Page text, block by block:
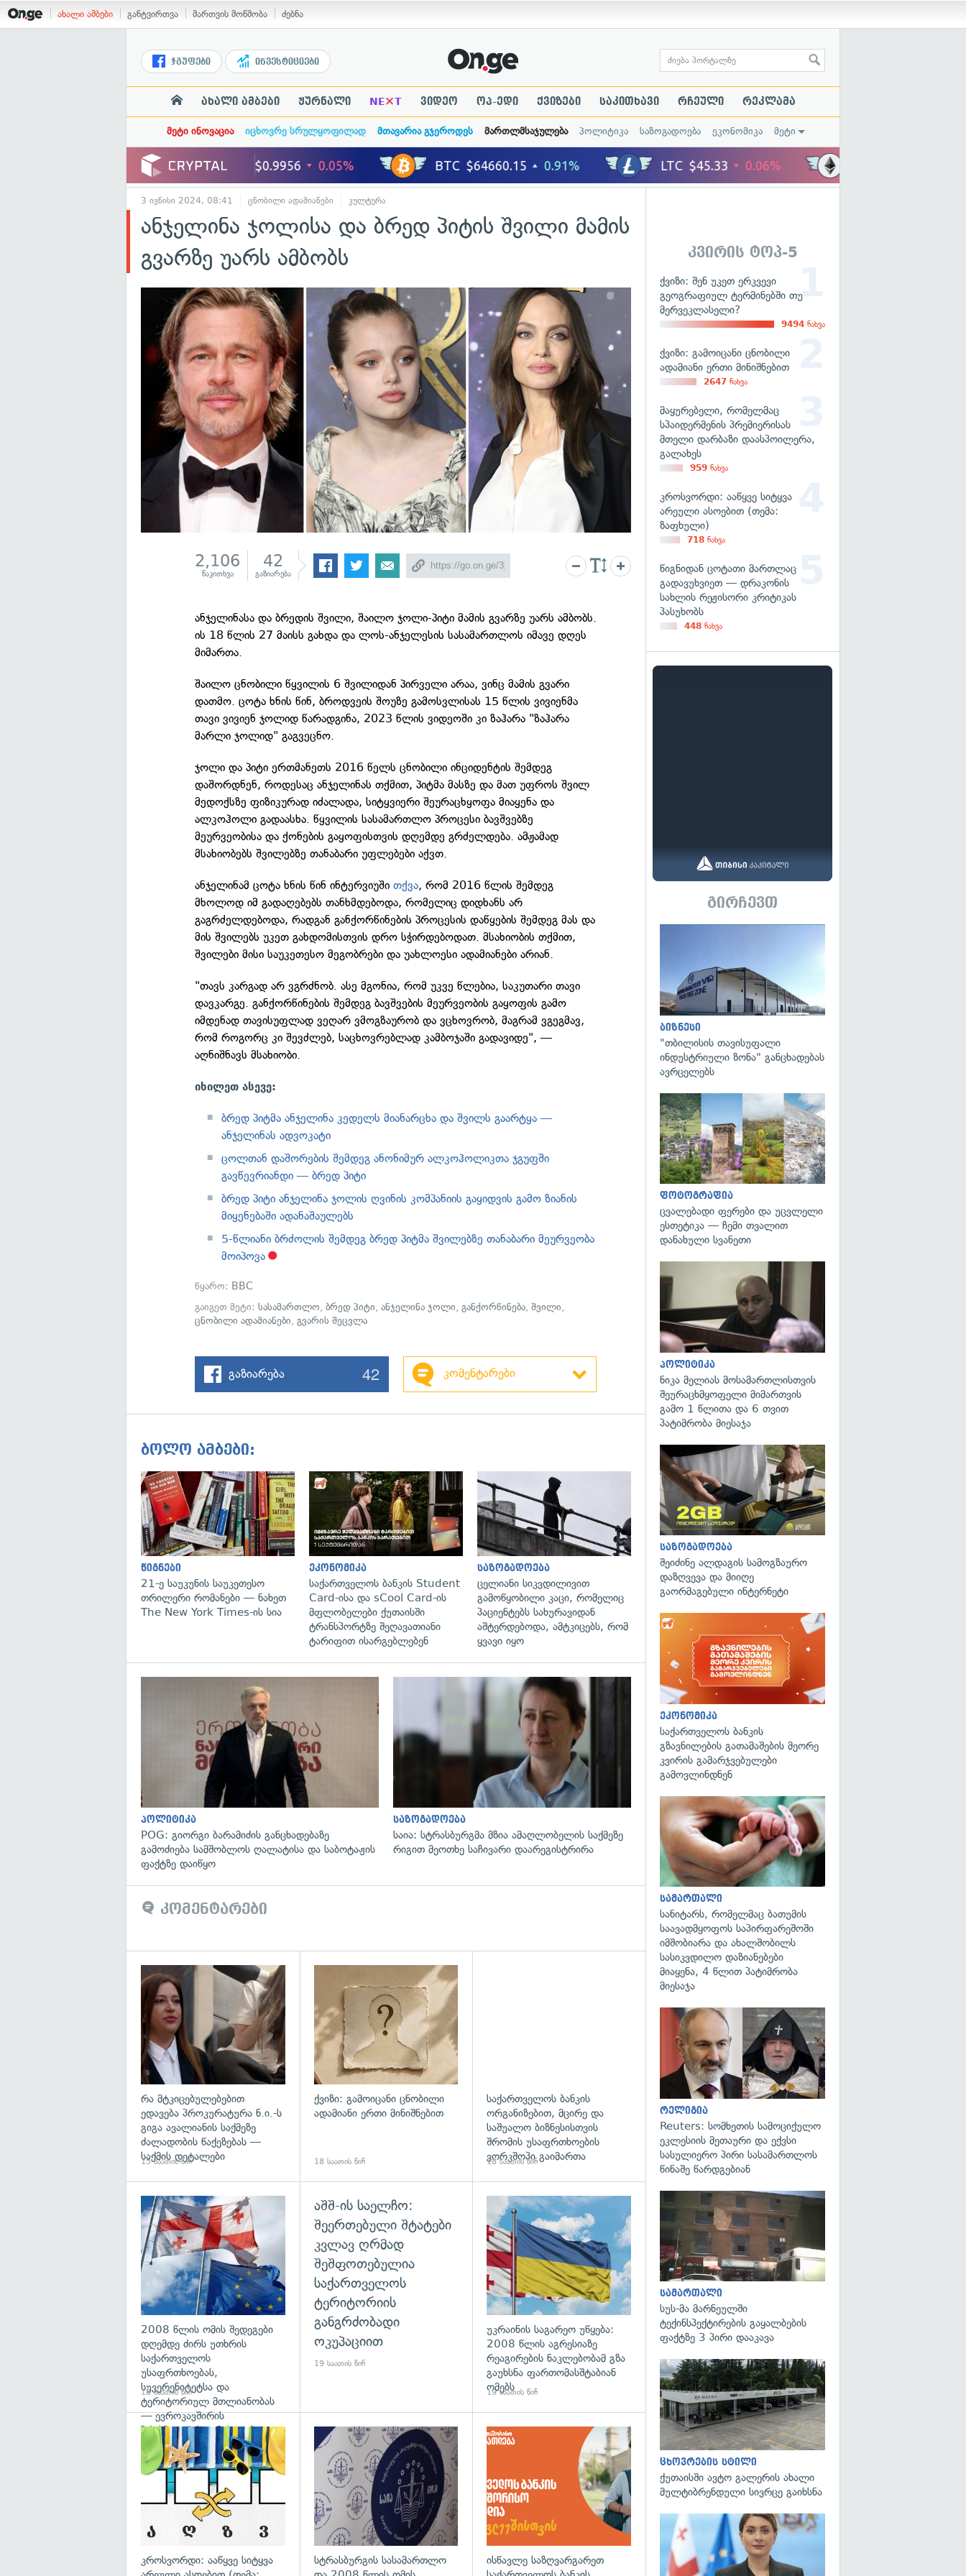
ახალი ამბები განტვირთვა მართვის მოწმობა ძებნა
ჯგუფები ინვესტიციები
ახალი ამბები ჟურნალი NE×T ვიდეო ოპ-ედი ქვიზები საკითხავი რჩეული რეკლამა
მეტი ინოვაცია იცხოვრე სრულყოფილად მთავარია გჯეროდეს მართლმსაჯულება პოლიტიკა საზოგადოება ეკონომიკა მეტი
3 ივნისი 2024, 08:41 ცნობილი ადამიანები კულტურა
ანჯელინა ჯოლისა და ბრედ პიტის შვილი მამის
გვარზე უარს ამბობს
2,106
წაკითხვა
42
გაზიარება
ანჯელინასა და ბრედის შვილი, შაილო ჯოლი-პიტი მამის გვარზე უარს ამბობს.
ის 18 წლის 27 მაისს გახდა და ლოს-ანჯელესის სასამართლოს იმავე დღეს
მიმართა.
შაილო ცნობილი წყვილის 6 შვილიდან პირველი არაა, ვინც მამის გვარი
დათმო. ცოტა ხნის წინ, ბროდვეის შოუზე გამოსვლისას 15 წლის ვივიენმა
თავი ვივიენ ჯოლიდ წარადგინა, 2023 წლის ვიდეოში კი ზაჰარა "ზაჰარა
მარლი ჯოლიდ" გაგვეცნო.
ჯოლი და პიტი ერთმანეთს 2016 წელს ცნობილი ინციდენტის შემდეგ
დაშორდნენ, როდესაც ანჯელინას თქმით, პიტმა მასზე და მათ უფროს შვილ
მედოქსზე ფიზიკურად იძალადა, სიტყვიერი შეურაცხყოფა მიაყენა და
ალკოჰოლი გადაასხა. წყვილის სასამართლო პროცესი ბავშვებზე
მეურვეობისა და ქონების გაყოფისთვის დღემდე გრძელდება. ამჟამად
მსახიობებს შვილებზე თანაბარი უფლებები აქვთ.
ანჯელინამ ცოტა ხნის წინ ინტერვიუშითქვა, რომ 2016 წლის შემდეგ
მხოლოდ იმ გადაღებებს თანხმდებოდა, რომელიც დიდხანს არ
გაგრძელდებოდა, რადგან განქორწინების პროცესის დაწყების შემდეგ მას და
მის შვილებს უკეთ გახდომისთვის დრო სჭირდებოდათ. მსახიობის თქმით,
შვილები მისი საუკეთესო მეგობრები და უახლოესი ადამიანები არიან.
"თავს კარგად არ ვგრძნობ. ასე მგონია, რომ უკვე წლებია, საკუთარი თავი
დავკარგე. განქორწინების შემდეგ ბავშვების მეურვეობის გაყოფის გამო
იმდენად თავისუფლად ვეღარ ვმოგზაურობ და ვცხოვრობ, მაგრამ ვგეგმავ,
რომ როგორც კი შევძლებ, საცხოვრებლად კამბოჯაში გადავიდე", —
აღნიშნავს მსახიობი.
იხილეთ ასევე:
ბრედ პიტმა ანჯელინა კედელს მიანარცხა და შვილს გაარტყა —
ანჯელინას ადვოკატი
ცოლთან დაშორების შემდეგ ანონიმურ ალკოჰოლიკთა ჯგუფში
გავწევრიანდი — ბრედ პიტი
ბრედ პიტი ანჯელინა ჯოლის ღვინის კომპანიის გაყიდვის გამო ზიანის
მიყენებაში ადანაშაულებს
5-წლიანი ბრძოლის შემდეგ ბრედ პიტმა შვილებზე თანაბარი მეურვეობა
მოიპოვა
წყარო: BBC
გაიგეთ მეტი:სასამართლო,ბრედ პიტი,ანჯელინა ჯოლი,განქორწინება,შვილი,
ცნობილი ადამიანები,გვარის შეცვლა
გაზიარება 42 კომენტარები
ბოლო ამბები:
გადახედვა
წიგნები
21-ე საუკუნის საუკეთესო
თრილერი რომანები — ნახეთ
The New York Times-ის სია
ეკონომიკა
საქართველოს ბანკის Student
Card-ისა და sCool Card-ის
მფლობელები ქუთაისში
ტრანსპორტზე შეღავათიანი
ტარიფით ისარგებლებენ
გადახედვა
საზოგადოება
ცელიანი სიკვდილივით
გამოწყობილი კაცი, რომელიც
პაციენტებს სახურავიდან
აშტერდებოდა, ამტკიცებს, რომ
ყვავი იყო
პოლიტიკა
POG: გიორგი ბარამიძის განცხადებაზე
გამოძიება სამშობლოს ღალატისა და საბოტაჟის
ფაქტზე დაიწყო
გადახედვა
საზოგადოება
საია: სტრასბურგმა მზია ამაღლობელის საქმეზე
რიგით მეოთხე საჩივარი დაარეგისტრირა
კომენტარები
რა მტკიცებულებებით
ედავება პროკურატურა ნ.ი.-ს
გიგა ავალიანის საქმეზე
ძალადობის წაქეზებას —
საქმის დეტალები
15 საათის წინ
ქვიზი: გამოიცანი ცნობილი
ადამიანი ერთი მინიშნებით
18 საათის წინ
საქართველოს ბანკის
ორგანიზებით, მცირე და
საშუალო ბიზნესისთვის
შრომის უსაფრთხოების
ვორკშოპი გაიმართა
18 საათის წინ
გადახედვა
2008 წლის ომის შედეგები
დღემდე ძირს უთხრის
საქართველოს
უსაფრთხოებას,
სუვერენიტეტსა და
ტერიტორიულ მთლიანობას
— ევროკავშირის
პრესპიკერის განცხადება
18 საათის წინ
აშშ-ის საელჩო:
შეერთებული შტატები
კვლავ ღრმად
შეშფოთებულია
საქართველოს
ტერიტორიის
განგრძობადი
ოკუპაციით
19 საათის წინ
გადახედვა
უკრაინის საგარეო უწყება:
2008 წლის აგრესიაზე
რეაგირების ნაკლებობამ გზა
გაუხსნა ფართომასშტაბიან
ომებს
19 საათის წინ
გადახედვა
კროსვორდი: ააწყვე სიტყვა
გადახედვა
სტრასბურგის სასამართლო
ისწავლე საზღვარგარეთ
კვირის ტოპ-5
ქვიზი: შენ უკეთ ერკვევი
გეოგრაფიულ ტერმინებში თუ
მერვეკლასელი?
9494 ნახვა
ქვიზი: გამოიცანი ცნობილი
ადამიანი ერთი მინიშნებით
2647 ნახვა
მაყურებელი, რომელმაც
სპაიდერმენის პრემიერისას
მთელი დარბაზი დაასპოილერა,
გალახეს
959 ნახვა
კროსვორდი: ააწყვე სიტყვა
არეული ასოებით (თემა:
ზაფხული)
718 ნახვა
წიგნიდან ცოტათი მართლაც
გადავუხვიეთ — დრაკონის
სახლის რეჟისორი კრიტიკას
პასუხობს
448 ნახვა
გირჩევთ
ბიზნესი
"თბილისის თავისუფალი
ინდუსტრიული ზონა" განცხადებას
ავრცელებს
ფოტოგრაფია
ცვალებადი ფერები და უცვლელი
ესთეტიკა — ჩემი თვალით
დანახული სვანეთი
პოლიტიკა
ნიკა მელიას მოსამართლისთვის
შეურაცხმყოფელი მიმართვის
გამო 1 წლითა და 6 თვით
პატიმრობა მიესაჯა
საზოგადოება
შეიძინე ალდაგის სამოგზაურო
დაზღვევა და მიიღე
გაორმაგებული ინტერნეტი
ეკონომიკა
საქართველოს ბანკის
გზავნილების გათამაშების მეორე
კვირის გამარჯვებულები
გამოვლინდნენ
სამართალი
სანიტარს, რომელმაც ბათუმის
საავადმყოფოს საპირფარეშოში
იმშობიარა და ახალშობილს
სასიკვდილო დაზიანებები
მიაყენა, 4 წლით პატიმრობა
მიესაჯა
რელიგია
Reuters: სომხეთის სამოციქულო
ეკლესიის მეთაური და ექვსი
სასულიერო პირი სასამართლოს
წინაშე წარდგებიან
სამართალი
სუს-მა მარნეულში
ტექინსპექტირების გაყალბების
ფაქტზე 3 პირი დააკავა
ცხოვრების სტილი
ქუთაისში ავტო გალერის ახალი
მულტიბრენდული სივრცე გაიხსნა